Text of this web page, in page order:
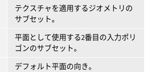
テクスチャを適用するジオメトリの
サブセット。
平面として使用する2番目の入力ポリ
ゴンのサブセット。
デフォルト平面の向き。